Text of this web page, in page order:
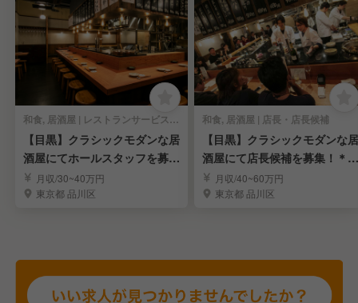
和食, 居酒屋 | レストランサービス・ホールスタッフ
【目黒】クラシックモダンな居
酒屋にてホールスタッフを募
集！＊未経験OK
月収/30~40万円
東京都 品川区
和食, 居酒屋 | 店長・店長候補
【目黒】クラシックモダンな居
酒屋にて店長候補を募集！＊月
8休み月収/40~60万円
東京都 品川区